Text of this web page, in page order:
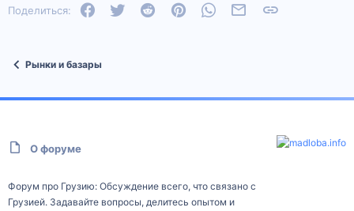
Поделиться: FacebookTwitter Reddit PinterestWhatsAppЭлектронная почта
Рынки и базары
О форуме
Форум про Грузию: Обсуждение всего, что связано с
Грузией. Задавайте вопросы, делитесь опытом и